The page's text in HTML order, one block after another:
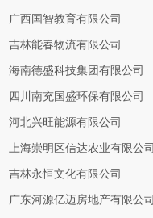
广西国智教育有限公司
吉林能春物流有限公司
海南德盛科技集团有限公司
四川南充国盛环保有限公司
河北兴旺能源有限公司
上海崇明区信达农业有限公司
吉林永恒文化有限公司
广东河源亿迈房地产有限公司